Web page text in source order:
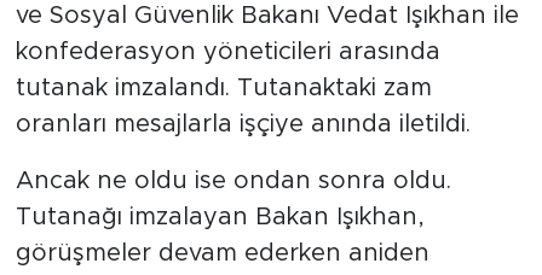
ve Sosyal Güvenlik Bakanı Vedat Işıkhan ile
konfederasyon yöneticileri arasında
tutanak imzalandı. Tutanaktaki zam
oranları mesajlarla işçiye anında iletildi.
Ancak ne oldu ise ondan sonra oldu.
Tutanağı imzalayan Bakan Işıkhan,
görüşmeler devam ederken aniden